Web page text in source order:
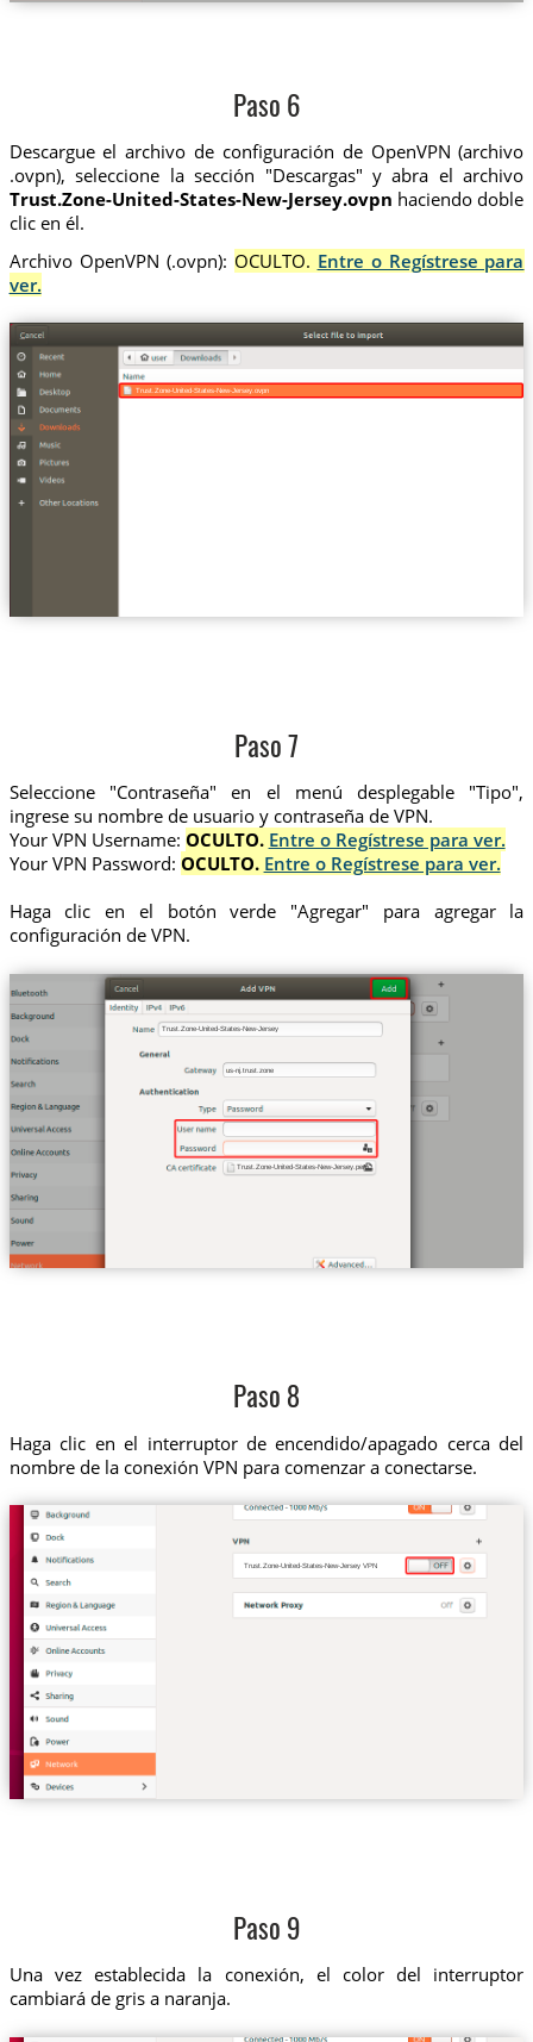
Paso 6
Descargue el archivo de configuración de OpenVPN (archivo
.ovpn), seleccione la sección "Descargas" y abra el archivo
Trust.Zone-United-States-New-Jersey.ovpn haciendo doble
clic en él.
Archivo OpenVPN (.ovpn): OCULTO. Entre o Regístrese para
ver.
Trust.Zone-United-States-New-Jersey.ovpn
Paso 7
Seleccione "Contraseña" en el menú desplegable "Tipo",
ingrese su nombre de usuario y contraseña de VPN.
Your VPN Username: OCULTO. Entre o Regístrese para ver.
Your VPN Password: OCULTO. Entre o Regístrese para ver.
Haga clic en el botón verde "Agregar" para agregar la
configuración de VPN.
Trust.Zone-United-States-New-Jersey
us-nj.trust.zone
Trust.Zone-United-States-New-Jersey.pem
Paso 8
Haga clic en el interruptor de encendido/apagado cerca del
nombre de la conexión VPN para comenzar a conectarse.
Trust.Zone-United-States-New-Jersey VPN
Paso 9
Una vez establecida la conexión, el color del interruptor
cambiará de gris a naranja.